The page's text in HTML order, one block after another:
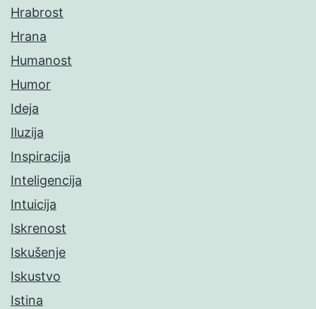
Hrabrost
Hrana
Humanost
Humor
Ideja
Iluzija
Inspiracija
Inteligencija
Intuicija
Iskrenost
Iskušenje
Iskustvo
Istina